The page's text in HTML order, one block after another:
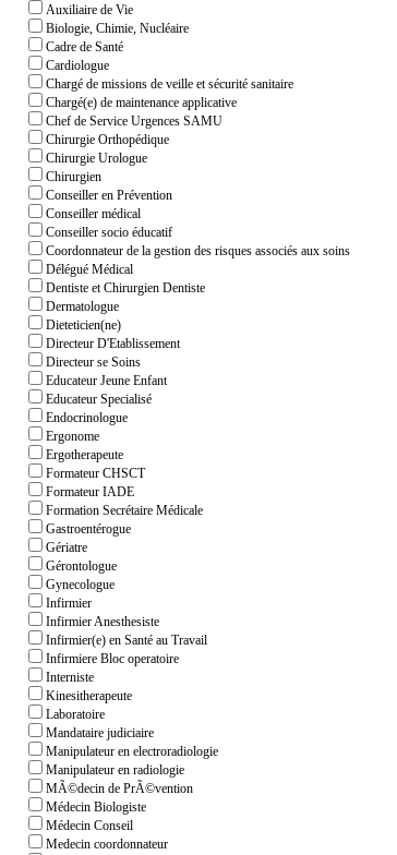
Auxiliaire de Vie
Biologie, Chimie, Nucléaire
Cadre de Santé
Cardiologue
Chargé de missions de veille et sécurité sanitaire
Chargé(e) de maintenance applicative
Chef de Service Urgences SAMU
Chirurgie Orthopédique
Chirurgie Urologue
Chirurgien
Conseiller en Prévention
Conseiller médical
Conseiller socio éducatif
Coordonnateur de la gestion des risques associés aux soins
Délégué Médical
Dentiste et Chirurgien Dentiste
Dermatologue
Dieteticien(ne)
Directeur D'Etablissement
Directeur se Soins
Educateur Jeune Enfant
Educateur Specialisé
Endocrinologue
Ergonome
Ergotherapeute
Formateur CHSCT
Formateur IADE
Formation Secrétaire Médicale
Gastroentérogue
Gériatre
Gérontologue
Gynecologue
Infirmier
Infirmier Anesthesiste
Infirmier(e) en Santé au Travail
Infirmiere Bloc operatoire
Interniste
Kinesitherapeute
Laboratoire
Mandataire judiciaire
Manipulateur en electroradiologie
Manipulateur en radiologie
MÃ©decin de PrÃ©vention
Médecin Biologiste
Médecin Conseil
Medecin coordonnateur